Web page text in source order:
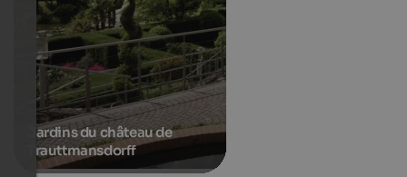
Jardins du château de
Trauttmansdorff